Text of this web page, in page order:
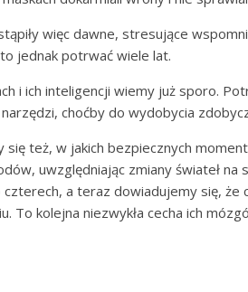
więc dawne, stresujące
to jednak potrwać wiele lat.
i ich inteligencji wiemy już sporo.
choćby do wydobycia
się też, w jakich bezpiecznych
uwzględniając zmiany świateł
czterech, a teraz dowiadujemy się,
To kolejna niezwykła cecha ich